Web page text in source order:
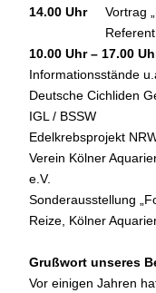
14.00 UhrVortrag
Referent: Dr.
10.00 Uhr – 17.00
Informationsstände
Deutsche Cichliden
IGL / BSSW
Edelkrebsprojekt
Verein Kölner
e.V.
Sonderausstellung
Reize, Kölner
Grußwort unseres
Vor einigen Jahren